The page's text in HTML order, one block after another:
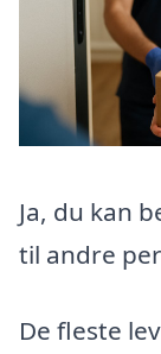
Ja, du kan
til andre
De fleste